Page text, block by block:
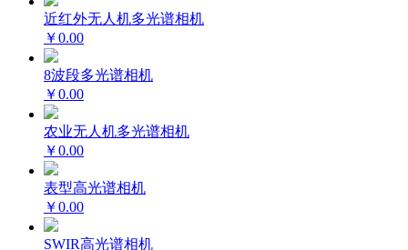
近红外无人机多光谱相机
￥0.00
8波段多光谱相机
￥0.00
农业无人机多光谱相机
￥0.00
表型高光谱相机
￥0.00
SWIR高光谱相机